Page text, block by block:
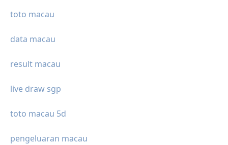
toto macau
data macau
result macau
live draw sgp
toto macau 5d
pengeluaran macau